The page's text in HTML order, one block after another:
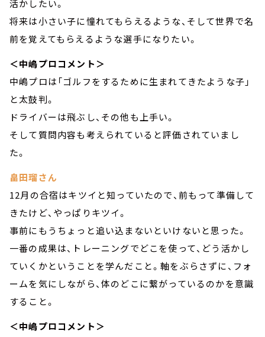
活かしたい。
将来は小さい子に憧れてもらえるような、そして世界で名
前を覚えてもらえるような選手になりたい。
＜中嶋プロコメント＞
中嶋プロは「ゴルフをするために生まれてきたような子」
と太鼓判。
ドライバーは飛ぶし、その他も上手い。
そして質問内容も考えられていると評価されていまし
た。
畠田瑠さん
12月の合宿はキツイと知っていたので、前もって準備して
きたけど、やっぱりキツイ。
事前にもうちょっと追い込まないといけないと思った。
一番の成果は、トレーニングでどこを使って、どう活かし
ていくかということを学んだこと。軸をぶらさずに、フォ
ームを気にしながら、体のどこに繋がっているのかを意識
すること。
＜中嶋プロコメント＞